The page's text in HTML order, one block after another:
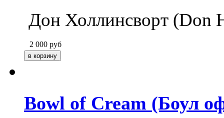
Дон Холлинсворт
2 000 руб
Bowl of Cream (Боул